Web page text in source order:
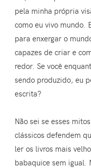
pela minha própria
como eu vivo mundo.
para enxergar o
capazes de criar e
redor. Se você
sendo produzido, eu
escrita?
Não sei se esses
clássicos defendem
ler os livros mais
babaquice sem igual.